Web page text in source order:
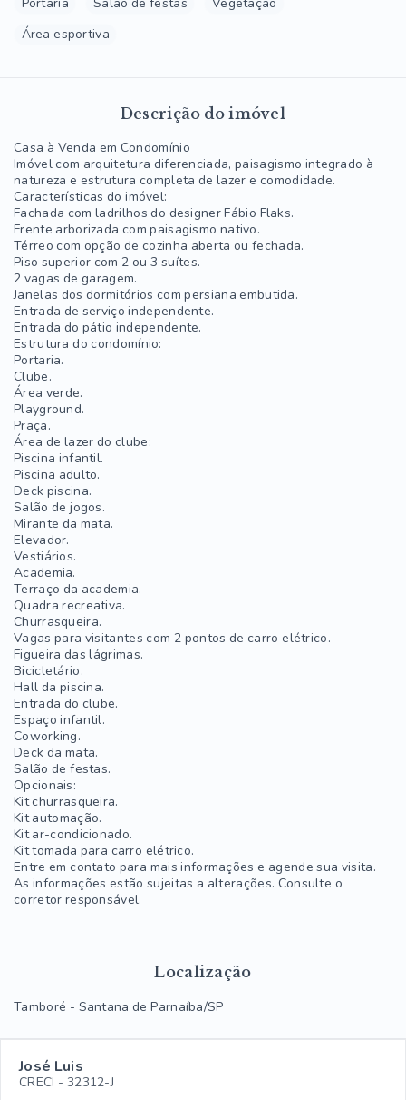
Área esportiva
Descrição do imóvel
Casa à Venda em Condomínio
Imóvel com arquitetura diferenciada, paisagismo integrado à
natureza e estrutura completa de lazer e comodidade.
Características do imóvel:
Fachada com ladrilhos do designer Fábio Flaks.
Frente arborizada com paisagismo nativo.
Térreo com opção de cozinha aberta ou fechada.
Piso superior com 2 ou 3 suítes.
2 vagas de garagem.
Janelas dos dormitórios com persiana embutida.
Entrada de serviço independente.
Entrada do pátio independente.
Estrutura do condomínio:
Portaria.
Clube.
Área verde.
Playground.
Praça.
Área de lazer do clube:
Piscina infantil.
Piscina adulto.
Deck piscina.
Salão de jogos.
Mirante da mata.
Elevador.
Vestiários.
Academia.
Terraço da academia.
Quadra recreativa.
Churrasqueira.
Vagas para visitantes com 2 pontos de carro elétrico.
Figueira das lágrimas.
Bicicletário.
Hall da piscina.
Entrada do clube.
Espaço infantil.
Coworking.
Deck da mata.
Salão de festas.
Opcionais:
Kit churrasqueira.
Kit automação.
Kit ar-condicionado.
Kit tomada para carro elétrico.
Entre em contato para mais informações e agende sua visita.
As informações estão sujeitas a alterações. Consulte o
corretor responsável.
Localização
Tamboré - Santana de Parnaíba/SP
José Luis
CRECI - 32312-J